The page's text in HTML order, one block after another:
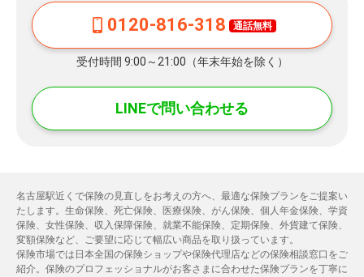
0120-816-318 通話無料
受付時間 9:00～21:00（年末年始を除く）
LINEで問い合わせる
名古屋駅近くで保険の見直しをお考えの方へ、最適な保険プランをご提案い
たします。生命保険、死亡保険、医療保険、がん保険、個人年金保険、学資
保険、女性保険、収入保障保険、就業不能保険、定期保険、外貨建て保険、
変額保険など、ご要望に応じて幅広い商品を取り扱っています。
保険市場では日本全国の保険ショップや保険代理店などの保険相談窓口をご
紹介。保険のプロフェッショナルがお客さまに合わせた保険プランを丁寧に